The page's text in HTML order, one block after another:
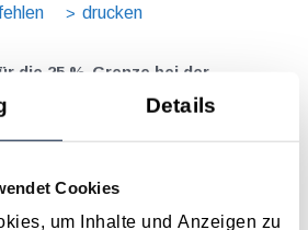
Details
Cookies
um Inhalte und Anzeigen zu
drucken
die 25 %-Grenze bei der
und
Herstellungsaufwand (Aktivierung